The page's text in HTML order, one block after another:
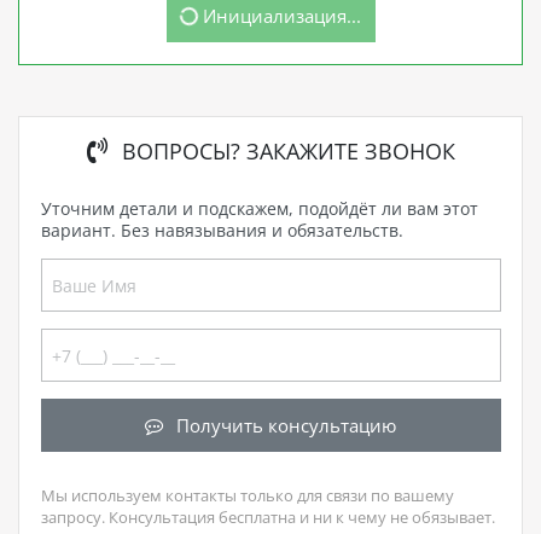
Инициализация...
ВОПРОСЫ? ЗАКАЖИТЕ ЗВОНОК
Уточним детали и подскажем, подойдёт ли вам этот
вариант. Без навязывания и обязательств.
Получить консультацию
Мы используем контакты только для связи по вашему
запросу. Консультация бесплатна и ни к чему не обязывает.